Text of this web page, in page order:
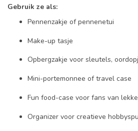
Gebruik ze als:
Pennenzakje of pennenetui
Make-up tasje
Opbergzakje voor sleutels,
Mini-portemonnee of travel case
Fun food-case voor fans van
Organizer voor creatieve